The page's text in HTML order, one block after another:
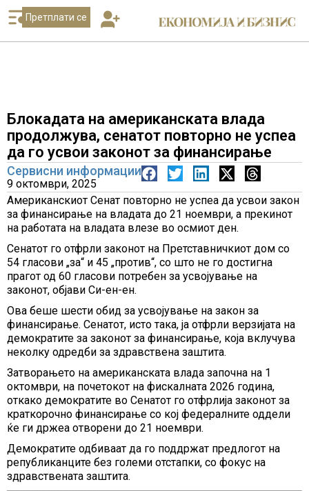
Претплати се
Блокадата на американската влада
продолжува, сенатот повторно не успеа
да го усвои законот за финансирање
Сервисни информации
9 октомври, 2025
Американскиот Сенат повторно не успеа да усвои закон
за финансирање на владата до 21 ноември, а прекинот
на работата на владата влезе во осмиот ден.
Сенатот го отфрли законот на Претставничкиот дом со
54 гласови „за“ и 45 „против“, со што не го достигна
прагот од 60 гласови потребен за усвојување на
законот, објави Си-ен-ен.
Ова беше шести обид за усвојување на закон за
финансирање. Сенатот, исто така, ја отфрли верзијата на
демократите за законот за финансирање, која вклучува
неколку одредби за здравствена заштита.
Затворањето на американската влада започна на 1
октомври, на почетокот на фискалната 2026 година,
откако демократите во Сенатот го отфрлија законот за
краткорочно финансирање со кој федералните оддели
ќе ги држеа отворени до 21 ноември.
Демократите одбиваат да го поддржат предлогот на
републиканците без големи отстапки, со фокус на
здравствената заштита.